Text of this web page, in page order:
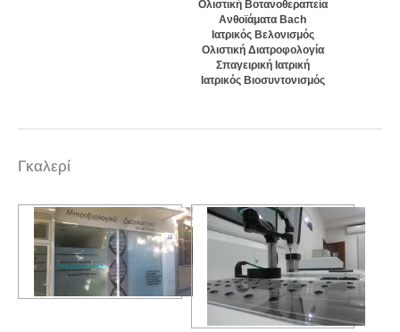
Ολιστική Βοτανοθεραπεία
Ανθοϊάματα Bach
Iατρικός Βελονισμός
Ολιστική Διατροφολογία
Σπαγειρική Ιατρική
Ιατρικός Βιοσυντονισμός
Γκαλερί